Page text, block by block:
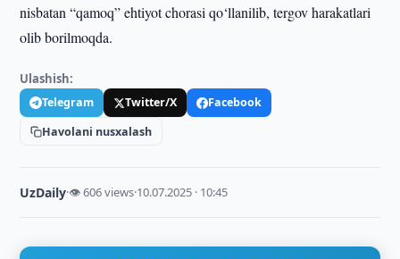
nisbatan “qamoq” ehtiyot chorasi qo‘llanilib, tergov harakatlari
olib borilmoqda.
Ulashish:
Telegram Twitter/X
Facebook
Havolani nusxalash
UzDaily·👁 606 views·10.07.2025 · 10:45